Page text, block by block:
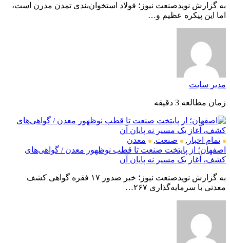
به گزارش نویدصنعت نیوز؛ فولاد استخوان‌بندی تمدن مدرن است،
اما این پیکره عظیم و…
مدیر سایت
زمان مطالعه 3 دقیقه
تمام اخبار , صنعت,
معدن
اصفهان؛ از پایتخت صنعت تا قطب نوظهور معدن / گواهی‌های
کشف، آغاز یک مسیر نه پایان آن
به گزارش نویدصنعت نیوز؛ خبر صدور ۱۷ فقره گواهی کشف
معدنی با سرمایه‌گذاری ۲۶۷…